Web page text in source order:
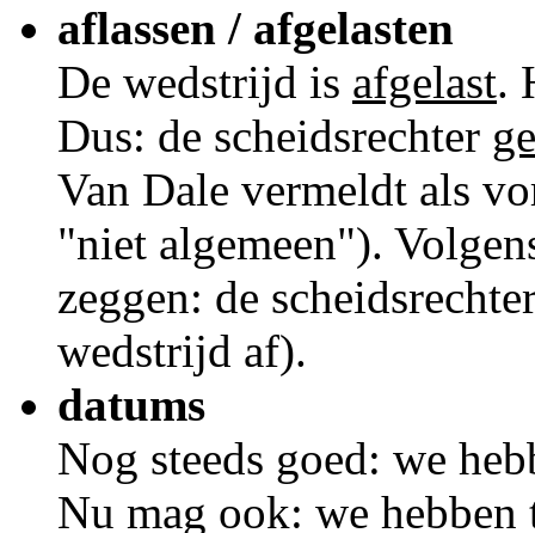
aflassen / afgelasten
De wedstrijd is afgelast.
Dus: de scheidsrechter
Van Dale vermeldt als
"niet algemeen").
zeggen: de
wedstrijd af).
datums
Nog steeds goed: we
Nu mag ook: we